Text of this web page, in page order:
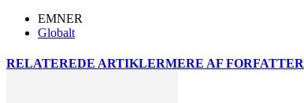
EMNER
Globalt
RELATEREDE ARTIKLERMERE AF FORFATTER